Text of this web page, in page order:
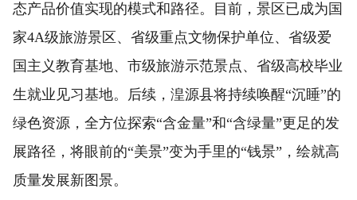
态产品价值实现的模式和路径。目前，景区已成为国
家4A级旅游景区、省级重点文物保护单位、省级爱
国主义教育基地、市级旅游示范景点、省级高校毕业
生就业见习基地。后续，湟源县将持续唤醒“沉睡”的
绿色资源，全方位探索“含金量”和“含绿量”更足的发
展路径，将眼前的“美景”变为手里的“钱景”，绘就高
质量发展新图景。